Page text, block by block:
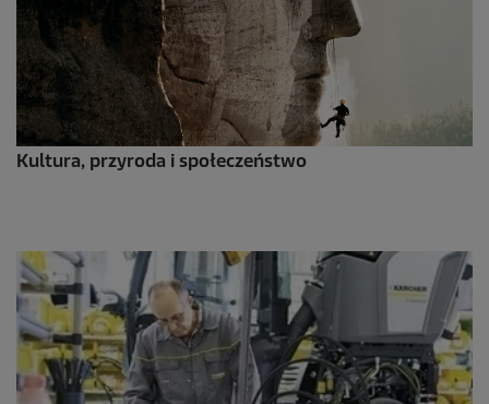
Kultura, przyroda i społeczeństwo